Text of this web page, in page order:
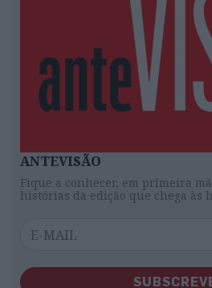
ANTEVISÃO
Fique a conhecer, em primeira
histórias da edição que chega às